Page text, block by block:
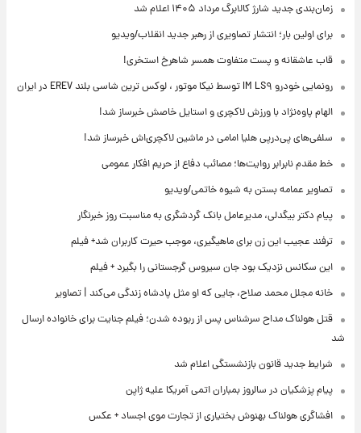
زمان‌بندی جدید شارژ کالابرگ مرداد ۱۴۰۵ اعلام شد
برای اولین بار؛ انتشار تصاویری از رهبر جدید انقلاب/ویدیو
قاب عاشقانه و پست متفاوت همسر شاهرخ استخری!
رونمایی خودرو IM LS۹ توسط نیکا موتور ، لوکس ترین شاسی بلند EREV در ایران
الهام پاوه‌نژاد با ورزش لاکچری و استایل خاصش خبرساز شد!
سلفی‌های پی‌درپی هلیا امامی در ماشین لاکچری‌اش خبرساز شد!
خط مقدم نابرابر روایت‌ها؛ مصائب دفاع از حریم افکار عمومی
تصاویر عمامه بستن به شیوه خاتمی/ویدیو
پیام دکتر بیگدلی، مدیرعامل بانک گردشگری به مناسبت روز خبرنگار
ترفند عجیب این زن برای ماهیگیری، موجب حیرت کاربران شد+ فیلم
این سکانس نزدیک بود جان سیروس گرجستانی را بگیرد + فیلم
خانه مجلل محمد صلاح، جایی که او مثل پادشاه زندگی می‌کند | تصاویر
قتل هولناک مداح سرشناس پس از ربوده شدن؛ فیلم جنایت برای خانواده ارسال
شد
شرایط جدید قانون بازنشستگی اعلام شد
پیام پزشکیان در سالروز بمباران اتمی آمریکا علیه ژاپن
افشاگری هولناک بهنوش بختیاری از تجارت موی اجساد + عکس